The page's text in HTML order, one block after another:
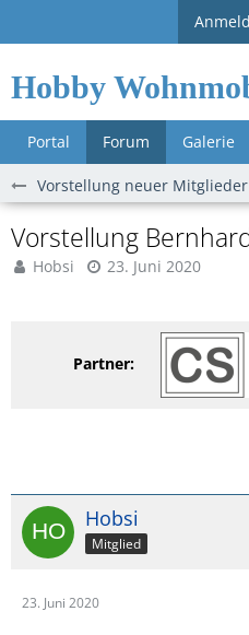
Hobby
Portal Forum Galerie
Vorstellung neuer Mitglieder
Vorstellung
Hobsi 23. Juni 2020
Partner:
Hobsi
Mitglied
23. Juni 2020